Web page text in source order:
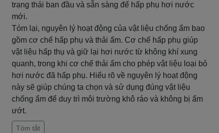
trạng thái ban đầu và sẵn sàng để hấp phụ hơi nước
mới.
Tóm lại, nguyên lý hoạt động của vật liệu chống ẩm bao
gồm cơ chế hấp phụ và thải ẩm. Cơ chế hấp phụ giúp
vật liệu hấp thụ và giữ lại hơi nước từ không khí xung
quanh, trong khi cơ chế thải ẩm cho phép vật liệu loại bỏ
hơi nước đã hấp phụ. Hiểu rõ về nguyên lý hoạt động
này sẽ giúp chúng ta chọn và sử dụng đúng vật liệu
chống ẩm để duy trì môi trường khô ráo và không bị ẩm
ướt.
Tóm tắt